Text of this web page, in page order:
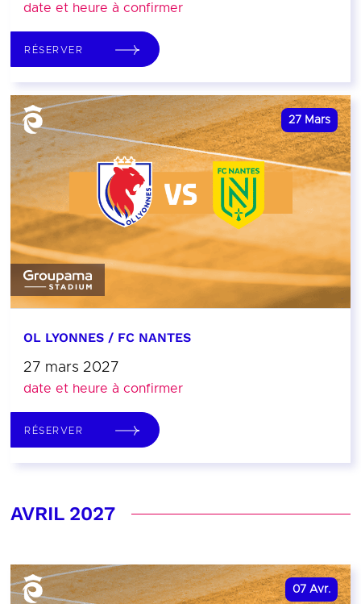
date et heure à confirmer
RÉSERVER
27 Mars
OL LYONNES / FC NANTES
27 mars 2027
date et heure à confirmer
RÉSERVER
AVRIL 2027
07 Avr.